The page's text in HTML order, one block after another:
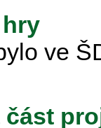
ve
část